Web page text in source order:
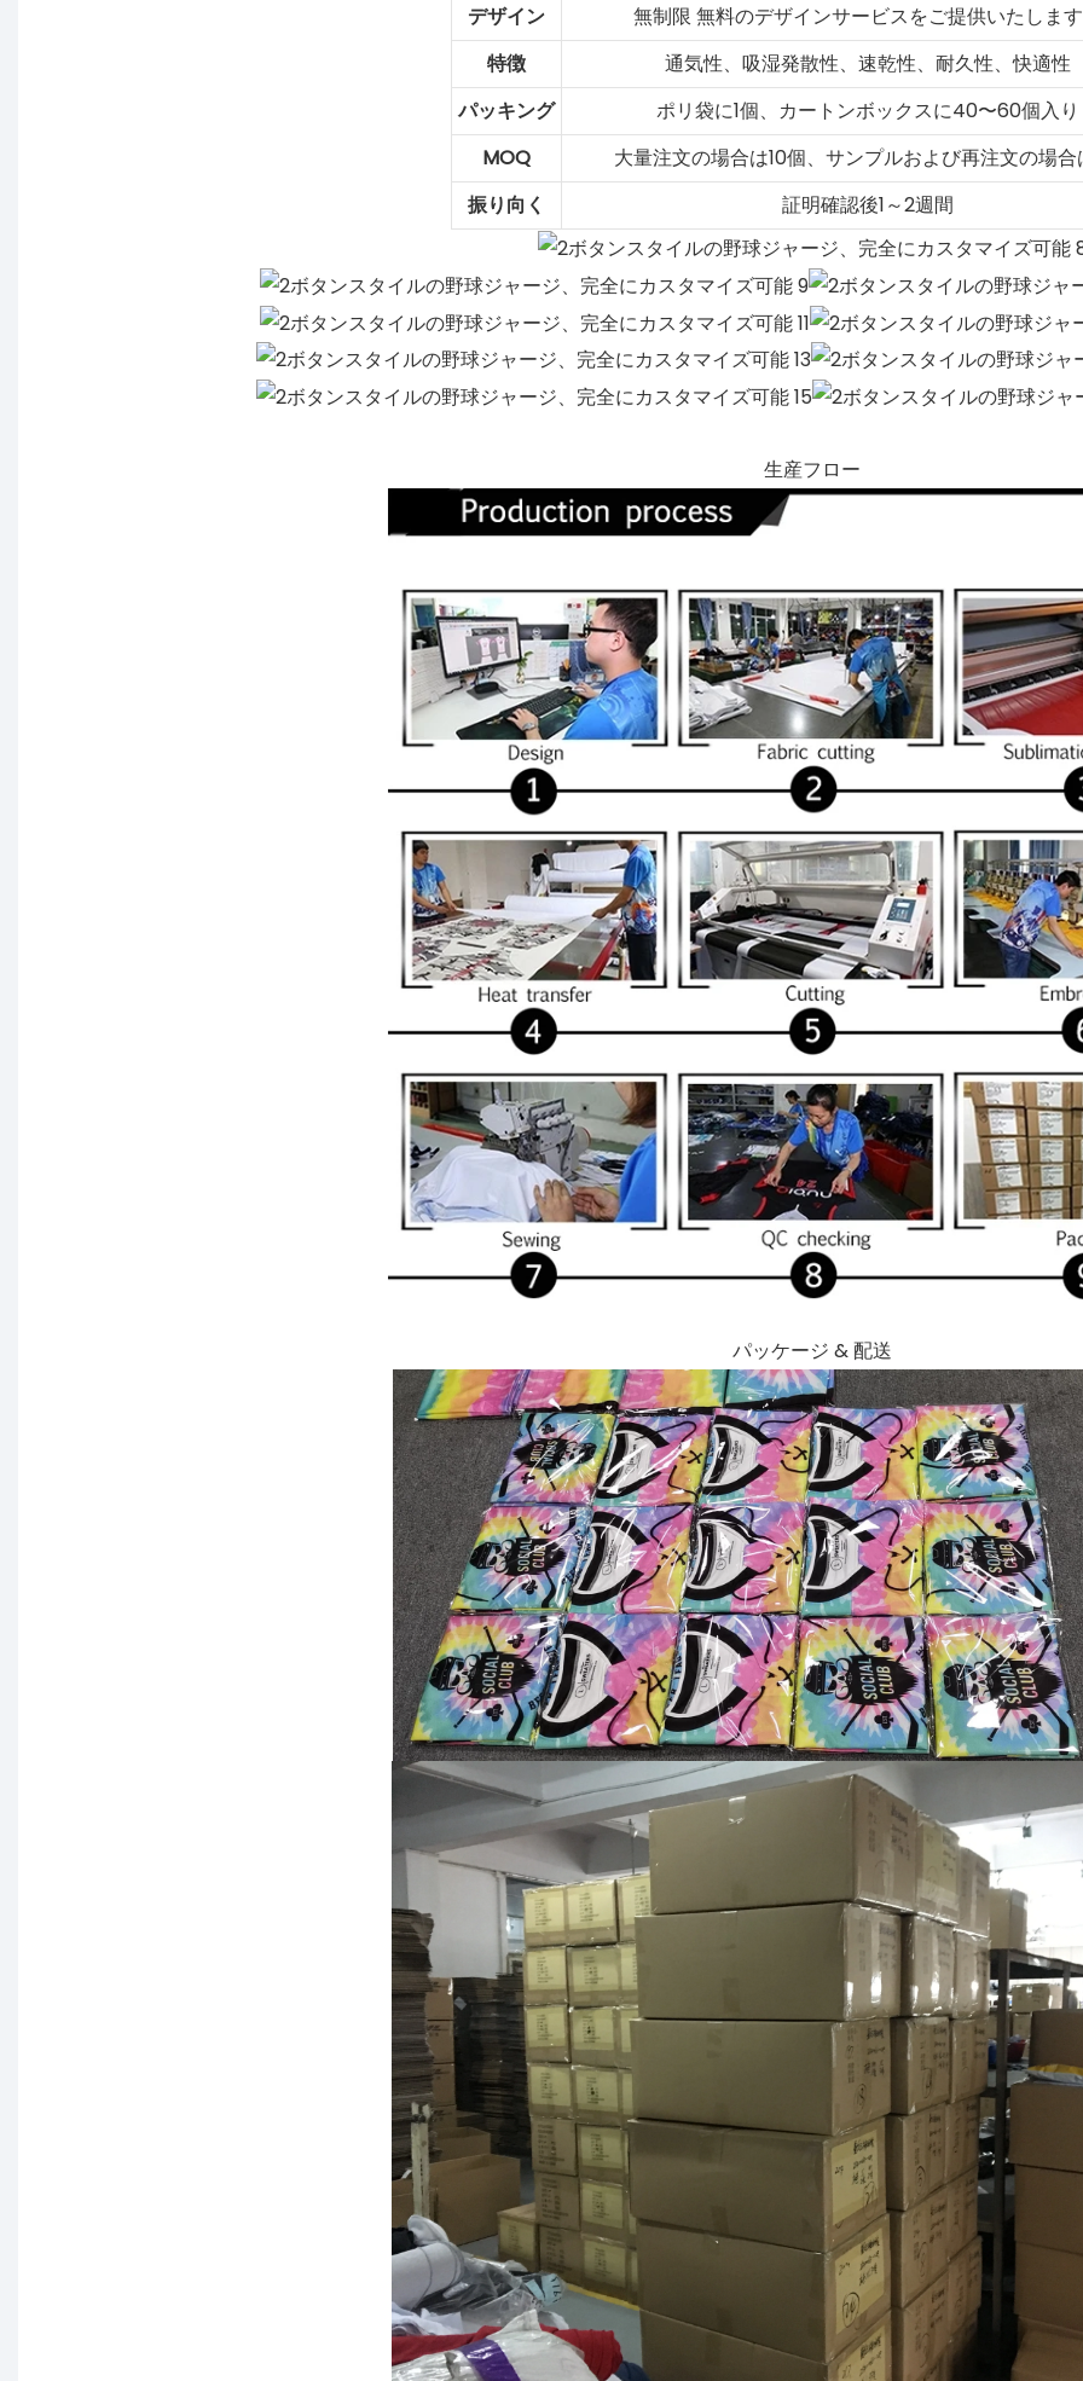
デザイン
無制限 無料のデザインサービスをご提供いたします
特徴
通気性、吸湿発散性、速乾性、耐久性、快適性
パッキング
ポリ袋に1個、カートンボックスに40〜60個入り
MOQ
大量注文の場合は10個、サンプルおよび再注文の場合
振り向く
証明確認後1～2週間
生産フロー
パッケージ & 配送